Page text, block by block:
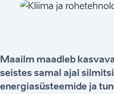
Maailm maadleb
seistes samal ajal
energiasüsteemide ja